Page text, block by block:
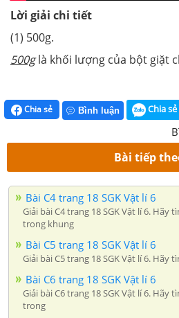
Lời giải chi tiết
(1) 500g.
500glà khối lượng của bột giặt
Chia sẻ Bình luận Chia sẻ
Bài tiếp
Bài C4 trang 18 SGK Vật lí 6
Giải bài C4 trang 18 SGK Vật lí 6.
trong khung
Bài C5 trang 18 SGK Vật lí 6
Giải bài C5 trang 18 SGK Vật lí 6.
Bài C6 trang 18 SGK Vật lí 6
Giải bài C6 trang 18 SGK Vật lí 6.
trong